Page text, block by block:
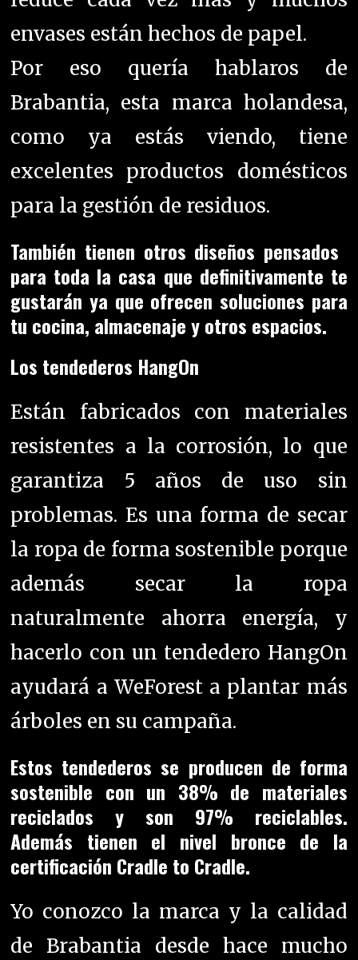
envases están hechos de papel.
Por eso quería hablaros de
Brabantia, esta marca holandesa,
como ya estás viendo, tiene
excelentes productos domésticos
para la gestión de residuos.
También tienen otros diseños pensados ​​
para toda la casa que definitivamente te
gustarán ya que ofrecen soluciones para
tu cocina, almacenaje y otros espacios.
Los tendederos HangOn
Están fabricados con materiales
resistentes a la corrosión, lo que
garantiza 5 años de uso sin
problemas. Es una forma de secar
la ropa de forma sostenible porque
además secar la ropa
naturalmente ahorra energía, y
hacerlo con un tendedero HangOn
ayudará a WeForest a plantar más
árboles en su campaña.
Estos tendederos se producen de forma
sostenible con un 38% de materiales
reciclados y son 97% reciclables.
Además tienen el nivel bronce de la
certificación Cradle to Cradle.
Yo conozco la marca y la calidad
de Brabantia desde hace mucho